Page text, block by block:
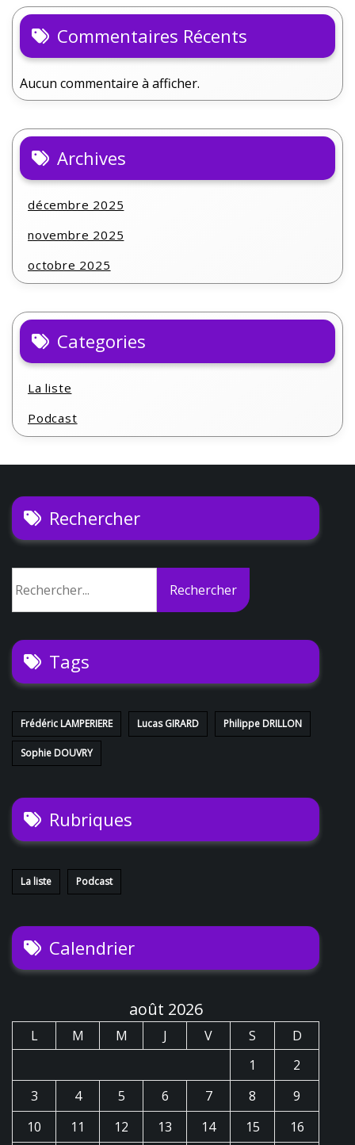
Commentaires Récents
Aucun commentaire à afficher.
Archives
décembre 2025
novembre 2025
octobre 2025
Categories
La liste
Podcast
Rechercher
Rechercher
Tags
Frédéric LAMPERIERE Lucas GIRARD Philippe DRILLON
Sophie DOUVRY
Rubriques
La liste Podcast
Calendrier
août 2026
L M M J V S
D
1
2
3
4 5 6 7 8
9
10
11 12 13 14 15 16